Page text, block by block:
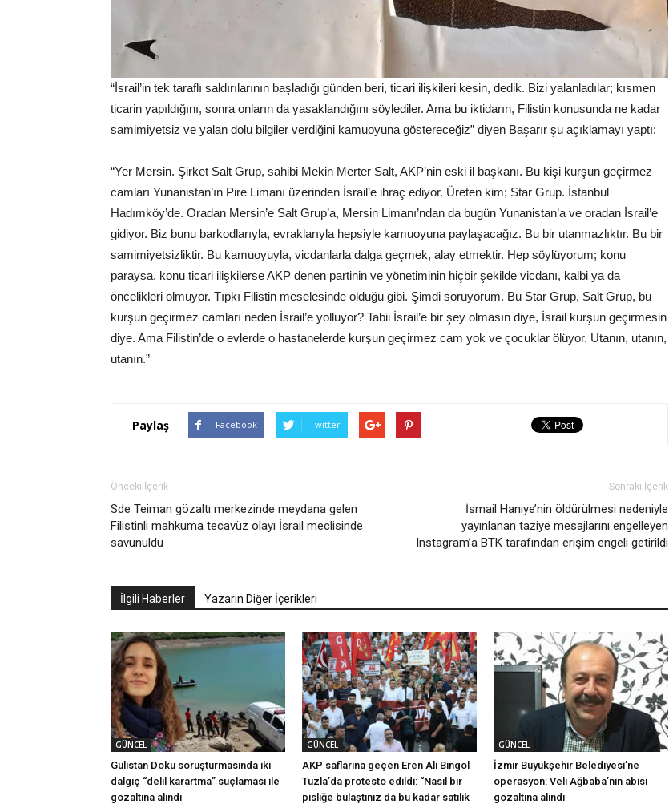
“İsrail’in tek taraflı saldırılarının başladığı günden beri, ticari ilişkileri kesin, dedik. Bizi yalanladılar; kısmen
ticarin yapıldığını, sonra onların da yasaklandığını söylediler. Ama bu iktidarın, Filistin konusunda ne kadar
samimiyetsiz ve yalan dolu bilgiler verdiğini kamuoyuna göstereceğiz” diyen Başarır şu açıklamayı yaptı:
“Yer Mersin. Şirket Salt Grup, sahibi Mekin Merter Salt, AKP’nin eski il başkanı. Bu kişi kurşun geçirmez
camları Yunanistan’ın Pire Limanı üzerinden İsrail’e ihraç ediyor. Üreten kim; Star Grup. İstanbul
Hadımköy’de. Oradan Mersin’e Salt Grup’a, Mersin Limanı’ndan da bugün Yunanistan’a ve oradan İsrail’e
gidiyor. Biz bunu barkodlarıyla, evraklarıyla hepsiyle kamuoyuna paylaşacağız. Bu bir utanmazlıktır. Bu bir
samimiyetsizliktir. Bu kamuoyuyla, vicdanlarla dalga geçmek, alay etmektir. Hep söylüyorum; konu
paraysa, konu ticari ilişkilerse AKP denen partinin ve yönetiminin hiçbir şekilde vicdanı, kalbi ya da
öncelikleri olmuyor. Tıpkı Filistin meselesinde olduğu gibi. Şimdi soruyorum. Bu Star Grup, Salt Grup, bu
kurşun geçirmez camları neden İsrail’e yolluyor? Tabii İsrail’e bir şey olmasın diye, İsrail kurşun geçirmesin
diye. Ama Filistin’de o evlerde o hastanelerde kurşun geçirmez cam yok ve çocuklar ölüyor. Utanın, utanın,
utanın.”
Paylaş Facebook Twitter
Önceki İçerik
Sde Teiman gözaltı merkezinde meydana gelen
Filistinli mahkuma tecavüz olayı İsrail meclisinde
savunuldu
Sonraki İçerik
İsmail Haniye’nin öldürülmesi nedeniyle
yayınlanan taziye mesajlarını engelleyen
Instagram’a BTK tarafından erişim engeli getirildi
İlgili Haberler Yazarın Diğer İçerikleri
GÜNCEL
Gülistan Doku soruşturmasında iki
dalgıç “delil karartma” suçlaması ile
gözaltına alındı
GÜNCEL
AKP saflarına geçen Eren Ali Bingöl
Tuzla’da protesto edildi: “Nasıl bir
pisliğe bulaştınız da bu kadar satılık
GÜNCEL
İzmir Büyükşehir Belediyesi’ne
operasyon: Veli Ağbaba’nın abisi
gözaltına alındı